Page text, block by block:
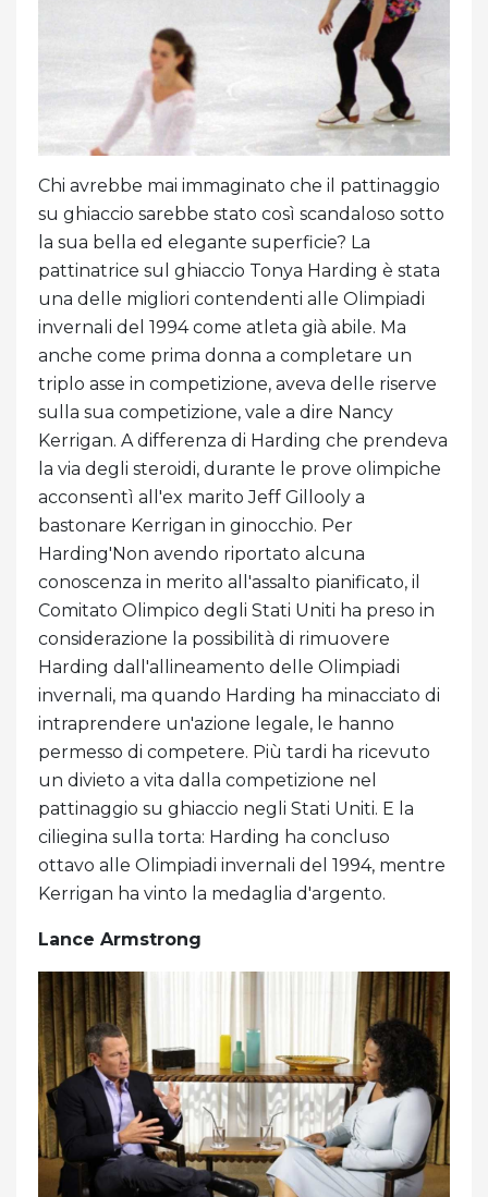
Chi avrebbe mai immaginato che il pattinaggio
su ghiaccio sarebbe stato così scandaloso sotto
la sua bella ed elegante superficie? La
pattinatrice sul ghiaccio Tonya Harding è stata
una delle migliori contendenti alle Olimpiadi
invernali del 1994 come atleta già abile. Ma
anche come prima donna a completare un
triplo asse in competizione, aveva delle riserve
sulla sua competizione, vale a dire Nancy
Kerrigan. A differenza di Harding che prendeva
la via degli steroidi, durante le prove olimpiche
acconsentì all'ex marito Jeff Gillooly a
bastonare Kerrigan in ginocchio. Per
Harding'Non avendo riportato alcuna
conoscenza in merito all'assalto pianificato, il
Comitato Olimpico degli Stati Uniti ha preso in
considerazione la possibilità di rimuovere
Harding dall'allineamento delle Olimpiadi
invernali, ma quando Harding ha minacciato di
intraprendere un'azione legale, le hanno
permesso di competere. Più tardi ha ricevuto
un divieto a vita dalla competizione nel
pattinaggio su ghiaccio negli Stati Uniti. E la
ciliegina sulla torta: Harding ha concluso
ottavo alle Olimpiadi invernali del 1994, mentre
Kerrigan ha vinto la medaglia d'argento.
Lance Armstrong